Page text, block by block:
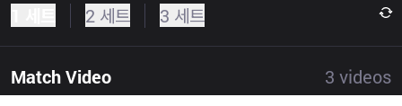
2 세트 3 세트
Match Video 3 videos